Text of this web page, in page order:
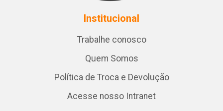
Institucional
Trabalhe conosco
Quem Somos
Política de Troca e Devolução
Acesse nosso Intranet